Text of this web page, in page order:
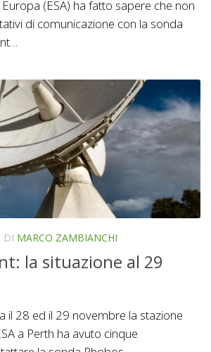
Europa (ESA) ha fatto sapere che non
di comunicazione con la sonda
DI MARCO ZAMBIANCHI
la situazione al 29
il 28 ed il 29 novembre la stazione
a Perth ha avuto cinque